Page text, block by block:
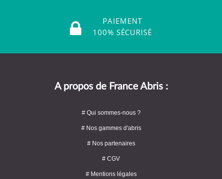
PAIEMENT
100% SÉCURISÉ
A propos de France Abris :
# Qui sommes-nous ?
# Nos gammes d'abris
# Nos partenaires
# CGV
# Mentions légales